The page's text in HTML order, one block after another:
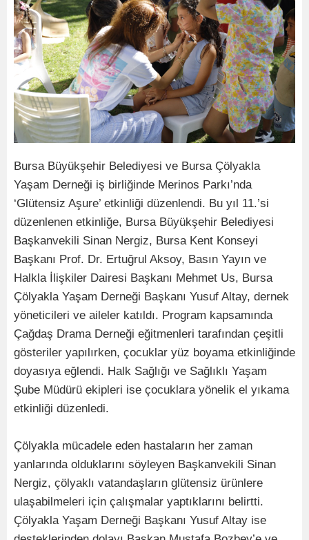
Bursa Büyükşehir Belediyesi ve Bursa Çölyakla
Yaşam Derneği iş birliğinde Merinos Parkı’nda
‘Glütensiz Aşure’ etkinliği düzenlendi. Bu yıl 11.’si
düzenlenen etkinliğe, Bursa Büyükşehir Belediyesi
Başkanvekili Sinan Nergiz, Bursa Kent Konseyi
Başkanı Prof. Dr. Ertuğrul Aksoy, Basın Yayın ve
Halkla İlişkiler Dairesi Başkanı Mehmet Us, Bursa
Çölyakla Yaşam Derneği Başkanı Yusuf Altay, dernek
yöneticileri ve aileler katıldı. Program kapsamında
Çağdaş Drama Derneği eğitmenleri tarafından çeşitli
gösteriler yapılırken, çocuklar yüz boyama etkinliğinde
doyasıya eğlendi. Halk Sağlığı ve Sağlıklı Yaşam
Şube Müdürü ekipleri ise çocuklara yönelik el yıkama
etkinliği düzenledi.
Çölyakla mücadele eden hastaların her zaman
yanlarında olduklarını söyleyen Başkanvekili Sinan
Nergiz, çölyaklı vatandaşların glütensiz ürünlere
ulaşabilmeleri için çalışmalar yaptıklarını belirtti.
Çölyakla Yaşam Derneği Başkanı Yusuf Altay ise